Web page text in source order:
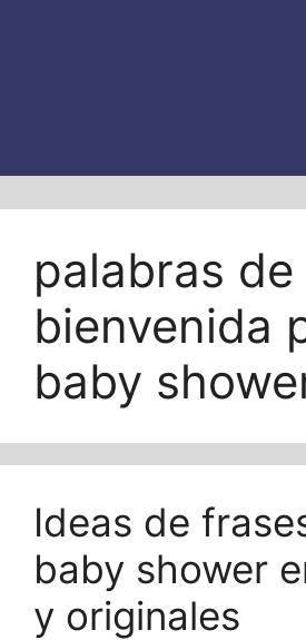
palabras de
bienvenida
baby
Ideas de
baby shower
y originales